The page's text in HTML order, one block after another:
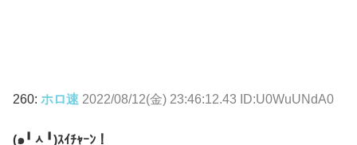
260: ホロ速 2022/08/12(金) 23:46:12.43 ID:U0WuUNdA0
(๑╹ᆺ╹)ｽｲﾁｬｰﾝ！